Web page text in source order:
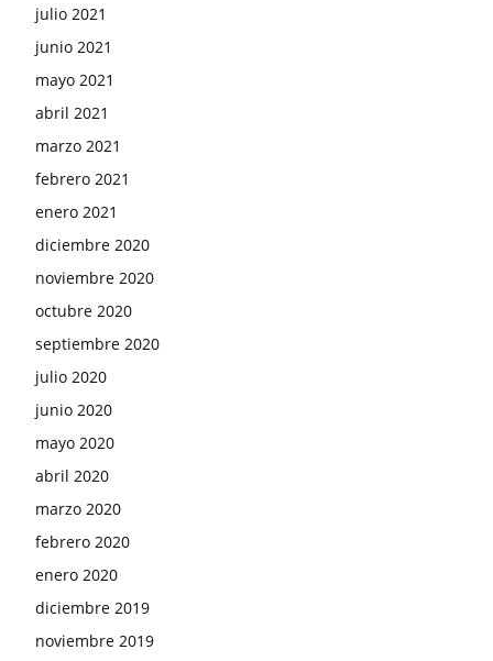
julio 2021
junio 2021
mayo 2021
abril 2021
marzo 2021
febrero 2021
enero 2021
diciembre 2020
noviembre 2020
octubre 2020
septiembre 2020
julio 2020
junio 2020
mayo 2020
abril 2020
marzo 2020
febrero 2020
enero 2020
diciembre 2019
noviembre 2019